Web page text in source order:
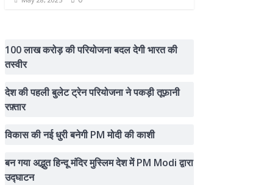
100 लाख करोड़ की परियोजना बदल देगी भारत की
तस्वीर
देश की पहली बुलेट ट्रेन परियोजना ने पकड़ी तूफ़ानी
रफ़्तार
विकास की नई धुरी बनेगी PM मोदी की काशी
बन गया अद्भुत हिन्दू मंदिर मुस्लिम देश में PM Modi द्वारा
उद्घाटन